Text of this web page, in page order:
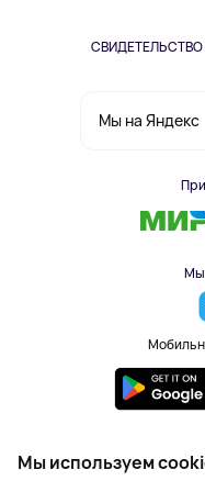
СВИДЕТЕЛЬСТВО
Мы на Яндекс
Мы
2023-2026 ©
Правила
Мы используем